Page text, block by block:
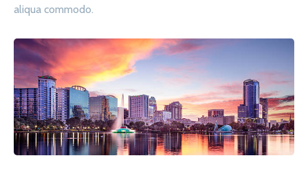
aliqua commodo.